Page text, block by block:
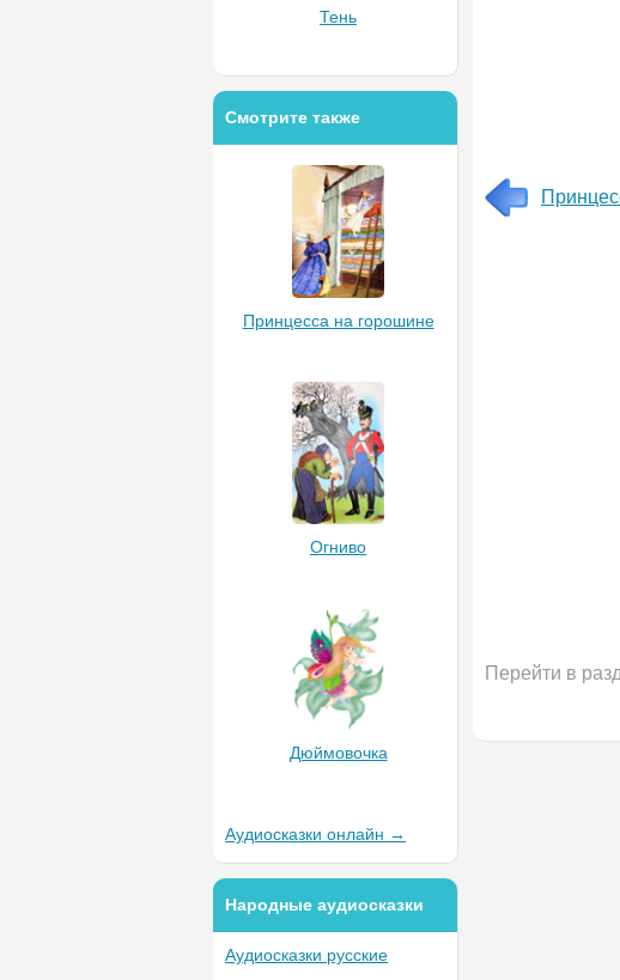
Перейти в
Тень
Смотрите также
Принцесса на горошине
Огниво
Дюймовочка
Аудиосказки онлайн →
Народные аудиосказки
Аудиосказки русские